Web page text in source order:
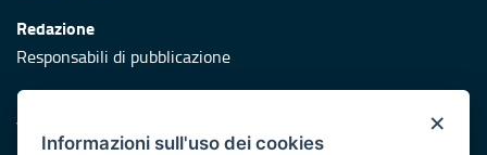
Redazione
Responsabili di pubblicazione
Protezione civile
Vai al sito di Protezione Civile Puglia
×
Informazioni sull'uso dei cookies